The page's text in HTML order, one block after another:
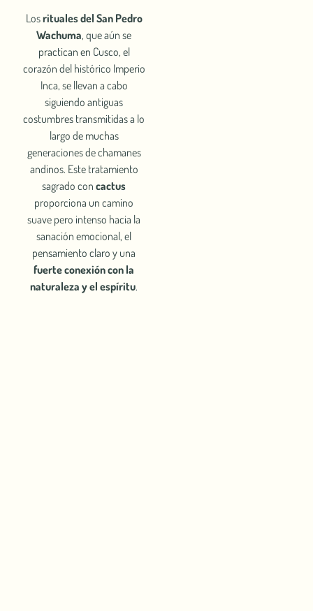
Losrituales del San Pedro
Wachuma, que aún se
practican en Cusco, el
corazón del histórico Imperio
Inca, se llevan a cabo
siguiendo antiguas
costumbres transmitidas a lo
largo de muchas
generaciones de chamanes
andinos. Este tratamiento
sagrado concactus
proporciona un camino
suave pero intenso hacia la
sanación emocional, el
pensamiento claro y una
fuerte conexión con la
naturaleza y el espíritu.